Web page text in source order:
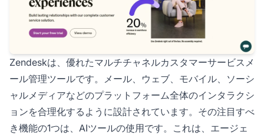
Zendeskは、優れたマルチチャネルカスタマーサービスメ
ール管理ツールです。メール、ウェブ、モバイル、ソーシ
ャルメディアなどのプラットフォーム全体のインタラクシ
ョンを合理化するように設計されています。その注目すべ
き機能の1つは、AIツールの使用です。これは、エージェ